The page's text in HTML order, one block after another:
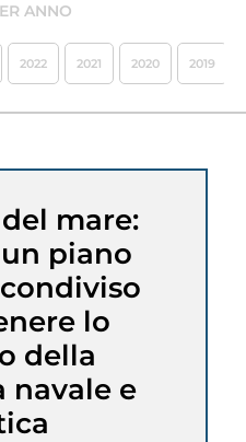
ANNO
2022 2021 2020 2019
mare:
piano
lo
della
navale e